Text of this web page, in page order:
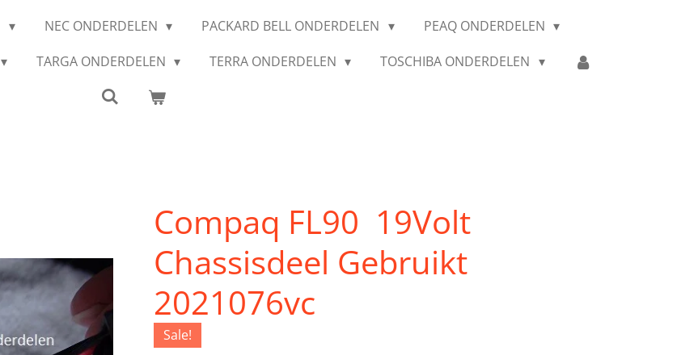
NEC ONDERDELEN PACKARD BELL ONDERDELEN
PEAQ ONDERDELEN
TARGA ONDERDELEN TERRA ONDERDELEN TOSCHIBA ONDERDELEN
Compaq FL90 19Volt
Chassisdeel Gebruikt
2021076vc
Sale!